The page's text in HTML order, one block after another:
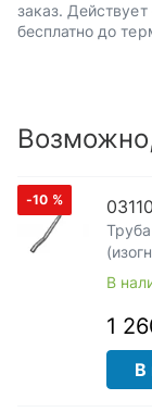
заказ.
бесплатно до
-10 %
В
1
В